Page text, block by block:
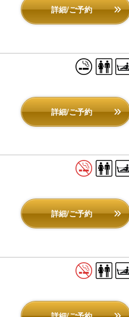
詳細/ご予約
詳細/ご予約
詳細/ご予約